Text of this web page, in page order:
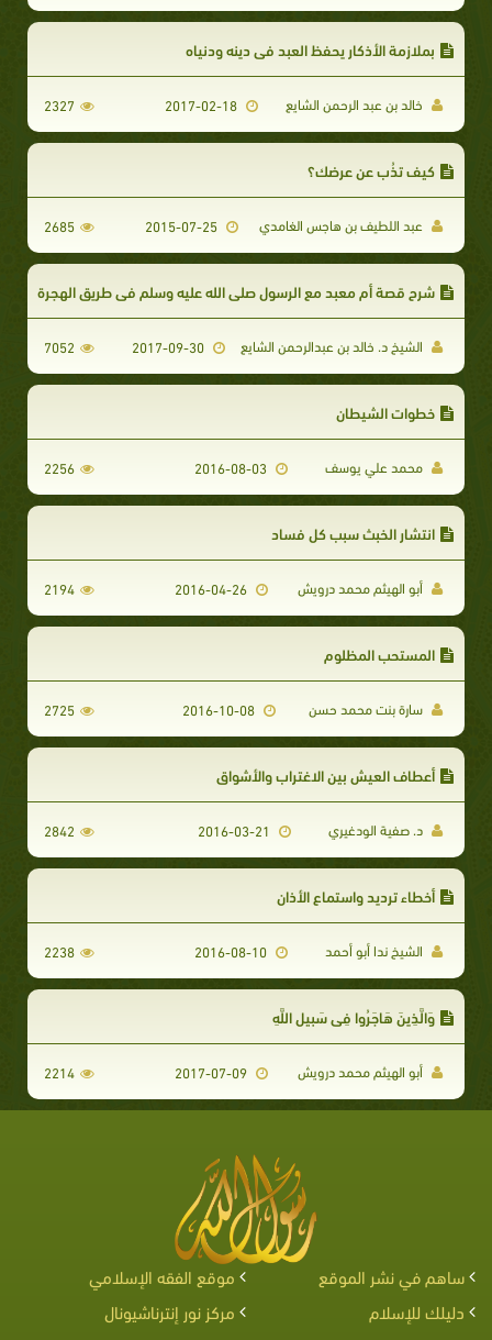
بملازمة الأذكار يحفظ العبد في دينه ودنياه
خالد بن عبد الرحمن الشايع 2327
كيف تذُب عن عرضك؟
عبد اللطيف بن هاجس الغامدي 2685
شرح قصة أم معبد مع الرسول صلى الله عليه وسلم في طريق الهجرة
الشيخ د. خالد بن عبدالرحمن الشايع 2017-09-30
7052
خطوات الشيطان
محمد علي يوسف 2256
انتشار الخبث سبب كل فساد
أبو الهيثم محمد درويش 2016-04-26
2194
المستحب المظلوم
سارة بنت محمد حسن 2725
أعطاف العيش بين الاغتراب والأشواق
د. صفية الودغيري 2842
أخطاء ترديد واستماع الأذان
الشيخ ندا أبو أحمد 2238
وَالَّذِينَ هَاجَرُوا فِي سَبِيلِ اللَّهِ
أبو الهيثم محمد درويش 2017-07-09
2214
ساهم في نشر الموقع
موقع الفقه الإسلامي
دليلك للإسلام
مركز نور إنترناشيونال